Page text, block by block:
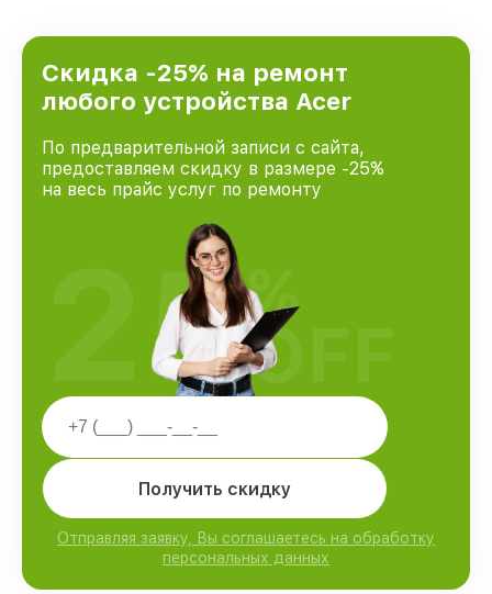
и лояльности наших клиентов.
Скидка -25% на ремонт
любого устройства Acer
По предварительной записи с сайта,
предоставляем скидку в размере -25%
на весь прайс услуг по ремонту
Получить скидку
Отправляя заявку, Вы соглашаетесь на обработку
персональных данных
25%
OFF